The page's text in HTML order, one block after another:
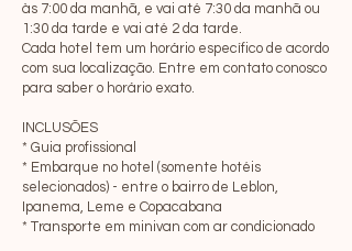
às 7:00 da manhã, e vai até 7:30 da manhã ou
1:30 da tarde e vai até 2 da tarde.
Cada hotel tem um horário específico de acordo
com sua localização. Entre em contato conosco
para saber o horário exato.
INCLUSÕES
* Guia profissional
* Embarque no hotel (somente hotéis
selecionados) - entre o bairro de Leblon,
Ipanema, Leme e Copacabana
* Transporte em minivan com ar condicionado